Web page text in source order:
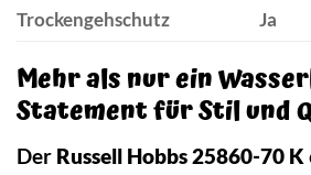
Trockengehschutz Ja
Mehr als nur ein
Statement für Stil und
Der Russell Hobbs 25860-70 K